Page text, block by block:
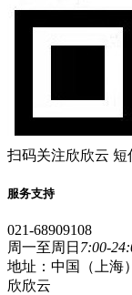
扫码关注欣欣云 短
服务支持
021-68909108
周一至周日 7:00-
地址：中国（上海
欣欣云